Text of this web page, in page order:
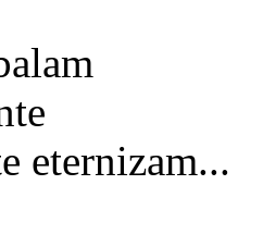
eternizam...